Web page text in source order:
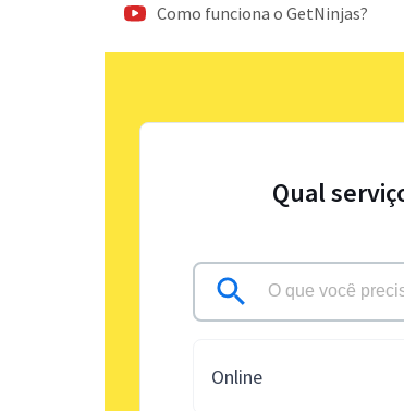
Como funciona o GetNinjas?
Qual
Online